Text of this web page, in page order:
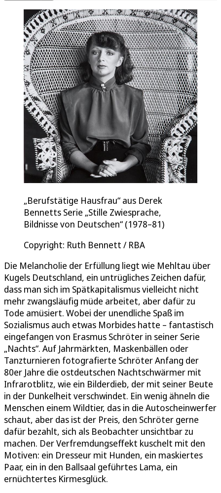
„Berufstätige Hausfrau“ aus Derek
Bennetts Serie „Stille Zwiesprache,
Bildnisse von Deutschen“ (1978–81)
Copyright: Ruth Bennett / RBA
Die Melancholie der Erfüllung liegt wie Mehltau über
Kugels Deutschland, ein untrügliches Zeichen dafür,
dass man sich im Spätkapitalismus vielleicht nicht
mehr zwangsläufig müde arbeitet, aber dafür zu
Tode amüsiert. Wobei der unendliche Spaß im
Sozialismus auch etwas Morbides hatte – fantastisch
eingefangen von Erasmus Schröter in seiner Serie
„Nachts“. Auf Jahrmärkten, Maskenbällen oder
Tanzturnieren fotografierte Schröter Anfang der
80er Jahre die ostdeutschen Nachtschwärmer mit
Infrarotblitz, wie ein Bilderdieb, der mit seiner Beute
in der Dunkelheit verschwindet. Ein wenig ähneln die
Menschen einem Wildtier, das in die Autoscheinwerfer
schaut, aber das ist der Preis, den Schröter gerne
dafür bezahlt, sich als Beobachter unsichtbar zu
machen. Der Verfremdungseffekt kuschelt mit den
Motiven: ein Dresseur mit Hunden, ein maskiertes
Paar, ein in den Ballsaal geführtes Lama, ein
ernüchtertes Kirmesglück.